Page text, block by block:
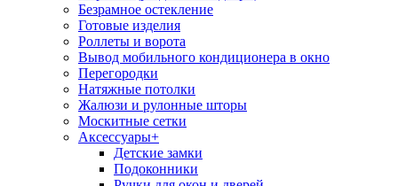
Безрамное остекление
Готовые изделия
Роллеты и ворота
Вывод мобильного кондиционера в окно
Перегородки
Натяжные потолки
Жалюзи и рулонные шторы
Москитные сетки
Аксессуары+
Детские замки
Подоконники